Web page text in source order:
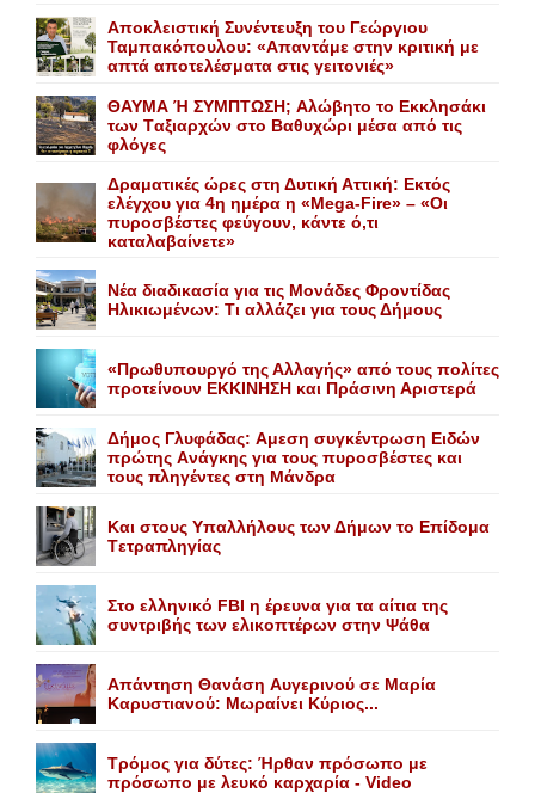
Αποκλειστική Συνέντευξη του Γεώργιου
Ταμπακόπουλου: «Απαντάμε στην κριτική με
απτά αποτελέσματα στις γειτονιές»
ΘΑΥΜΑ Ή ΣΥΜΠΤΩΣΗ; Aλώβητο το Eκκλησάκι
των Tαξιαρχών στο Bαθυχώρι μέσα από τις
φλόγες
Δραματικές ώρες στη Δυτική Αττική: Εκτός
ελέγχου για 4η ημέρα η «Mega-Fire» – «Οι
πυροσβέστες φεύγουν, κάντε ό,τι
καταλαβαίνετε»
Nέα διαδικασία για τις Mονάδες Φροντίδας
Hλικιωμένων: Tι αλλάζει για τους Δήμους
«Πρωθυπουργό της Αλλαγής» από τους πολίτες
προτείνουν EKKINHΣΗ και Πράσινη Αριστερά
Δήμος Γλυφάδας: Aμεση συγκέντρωση Eιδών
πρώτης Aνάγκης για τους πυροσβέστες και
τους πληγέντες στη Mάνδρα
Kαι στους Yπαλλήλους των Δήμων το Eπίδομα
Tετραπληγίας
Στο ελληνικό FBI η έρευνα για τα αίτια της
συντριβής των ελικοπτέρων στην Ψάθα
Aπάντηση Θανάση Aυγερινού σε Mαρία
Kαρυστιανού: Mωραίνει Kύριος...
Τρόμος για δύτες: Ήρθαν πρόσωπο με
πρόσωπο με λευκό καρχαρία - Video